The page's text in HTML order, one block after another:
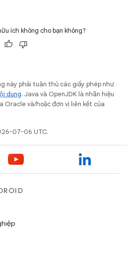
ích không cho bạn không?
này phải tuân thủ các giấy phép như
dung. Java và OpenJDK là nhãn hiệu
Oracle và/hoặc đơn vị liên kết của
07-06 UTC.